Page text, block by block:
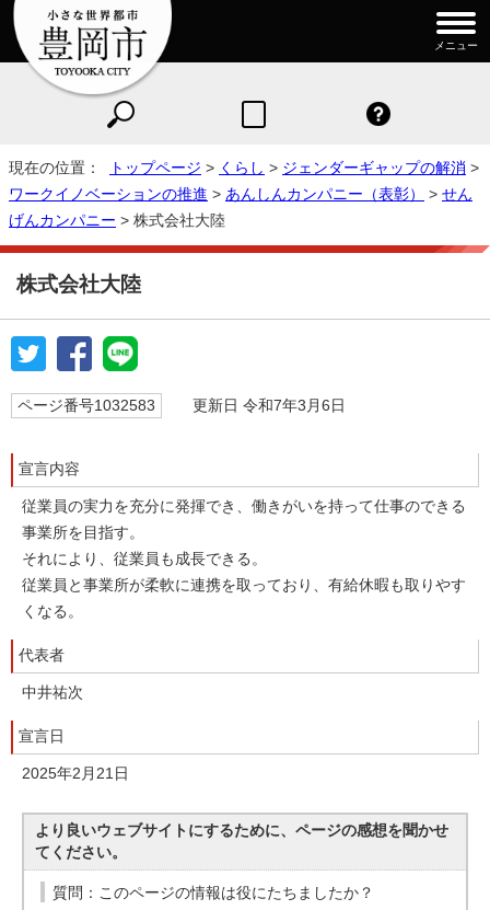
メニュー
現在の位置： トップページ > くらし > ジェンダーギャップの解消 >
ワークイノベーションの推進 > あんしんカンパニー（表彰） > せん
げんカンパニー > 株式会社大陸
株式会社大陸
ページ番号1032583 更新日 令和7年3月6日
宣言内容
従業員の実力を充分に発揮でき、働きがいを持って仕事のできる
事業所を目指す。
それにより、従業員も成長できる。
従業員と事業所が柔軟に連携を取っており、有給休暇も取りやす
くなる。
代表者
中井祐次
宣言日
2025年2月21日
より良いウェブサイトにするために、ページの感想を聞かせ
てください。
質問：このページの情報は役にたちましたか？